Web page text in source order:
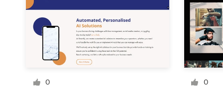
0 0
Recursos